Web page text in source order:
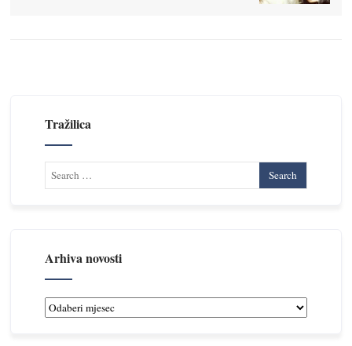
Tražilica
Arhiva novosti
Arhiva